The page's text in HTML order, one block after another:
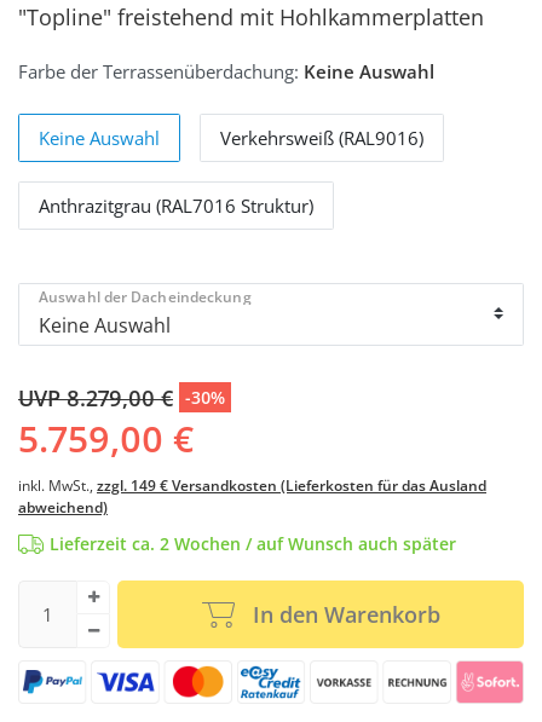
"Topline" freistehend mit Hohlkammerplatten
Farbe der Terrassenüberdachung: Keine Auswahl
Keine Auswahl Verkehrsweiß (RAL9016)
Anthrazitgrau (RAL7016 Struktur)
Auswahl der Dacheindeckung
UVP 8.279,00 € -30%
5.759,00 €
inkl. MwSt., zzgl. 149 € Versandkosten (Lieferkosten für das Ausland
abweichend)
Lieferzeit ca. 2 Wochen / auf Wunsch auch später
In den Warenkorb